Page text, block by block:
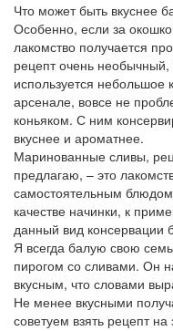
Что может быть вкуснее
Особенно, если за
лакомство получается
рецепт очень
используется небольшое
арсенале, вовсе не
коньяком. С ним
вкуснее и ароматнее.
Маринованные сливы,
предлагаю, – это
самостоятельным
качестве начинки, к
данный вид консервации
Я всегда балую свою
пирогом со сливами. Он
вкусным, что словами
Не менее вкусными
советуем взять рецепт на